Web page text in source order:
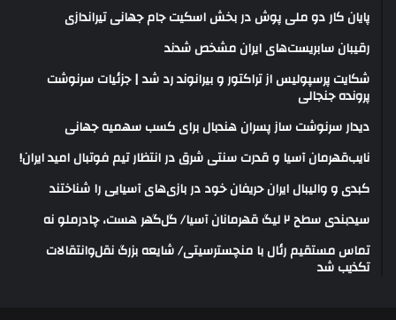
پایان کار دو ملی پوش در بخش اسکیت جام جهانی تیراندازی
رقیبان سابریست‌های ایران مشخص شدند
شکایت پرسپولیس از تراکتور و بیرانوند رد شد | جزئیات سرنوشت
پرونده جنجالی
دیدار سرنوشت ساز پسران هندبال برای کسب سهمیه جهانی
نایب‌قهرمان آسیا و قدرت سنتی شرق در انتظار تیم فوتبال امید ایران!
کبدی و والیبال ایران حریفان خود در بازی‌های آسیایی را شناختند
سیدبندی سطح ۲ لیگ قهرمانان آسیا/ گل‌گهر هست، چادرملو نه
تماس مستقیم رئال با منچسترسیتی/ شایعه بزرگ نقل‌وانتقالات
تکذیب شد